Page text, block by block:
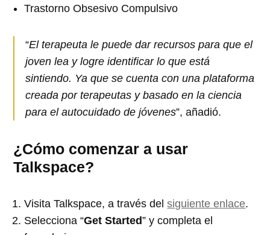
Trastorno Obsesivo Compulsivo
“El terapeuta le puede dar recursos para que el
joven lea y logre identificar lo que está
sintiendo. Ya que se cuenta con una plataforma
creada por terapeutas y basado en la ciencia
para el autocuidado de jóvenes”, añadió.
¿Cómo comenzar a usar
Talkspace?
Visita Talkspace, a través delsiguiente enlace.
Selecciona “Get Started” y completa el